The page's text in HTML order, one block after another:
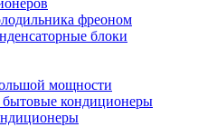
фреоном
блоки
мощности
кондиционеры